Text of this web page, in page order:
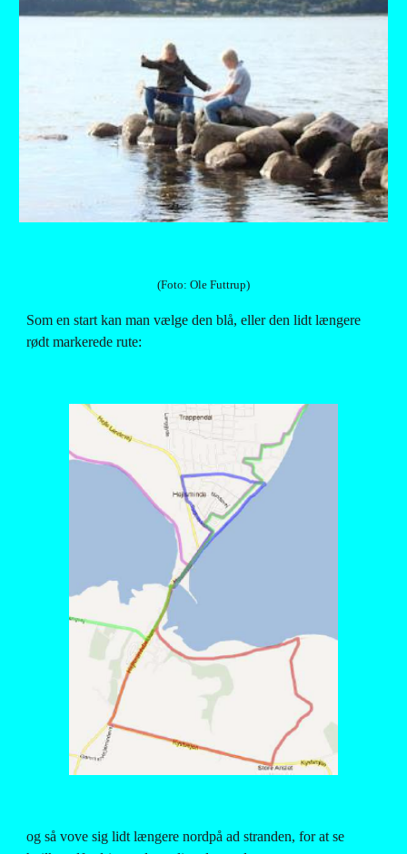
(Foto: Ole Futtrup)
Som en start kan man vælge den blå, eller den lidt længere
rødt markerede rute:
og så vove sig lidt længere nordpå ad stranden, for at se